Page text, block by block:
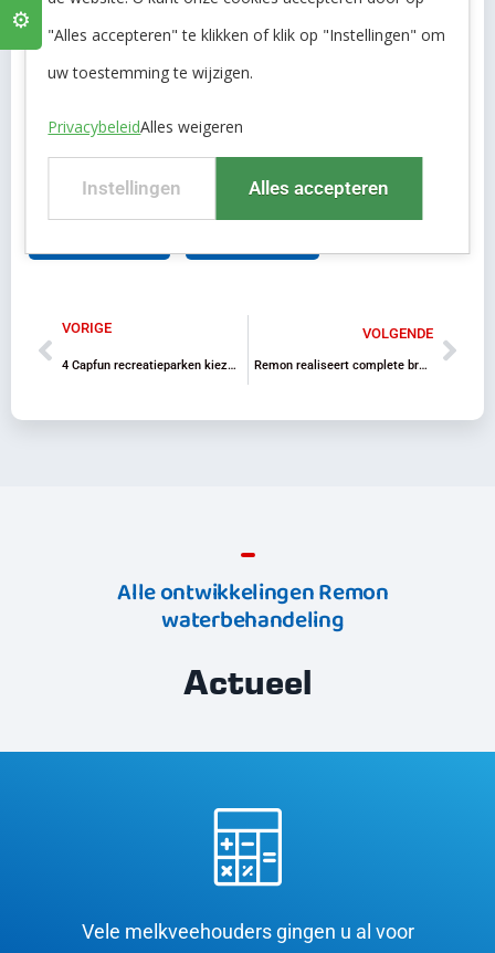
Ook benieuwd wat Remon voor u kan betekenen op het
gebied vanbronboring, waterzuivering
en
watermanagement?
VORIGE
4 Capfun recreatieparken kiezen voor betonkelder en boosterset van Remon
VOLGENDE
Remon realiseert complete bron en waterbehandeling voor producent van koolzaadolie
Alle ontwikkelingen Remon
waterbehandeling
Actueel
Vele melkveehouders gingen u al voor
"Alles accepteren" te klikken of klik op "Instellingen" om
uw toestemming te wijzigen.
PrivacybeleidAlles weigeren
Instellingen Alles accepteren
⚙️